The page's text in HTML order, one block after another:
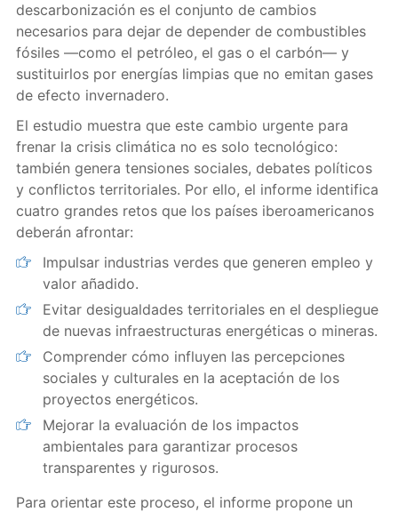
descarbonización es el conjunto de cambios
necesarios para dejar de depender de combustibles
fósiles —como el petróleo, el gas o el carbón— y
sustituirlos por energías limpias que no emitan gases
de efecto invernadero.
El estudio muestra que este cambio urgente para
frenar la crisis climática no es solo tecnológico:
también genera tensiones sociales, debates políticos
y conflictos territoriales. Por ello, el informe identifica
cuatro grandes retos que los países iberoamericanos
deberán afrontar:
Impulsar industrias verdes que generen empleo y
valor añadido.
Evitar desigualdades territoriales en el despliegue
de nuevas infraestructuras energéticas o mineras.
Comprender cómo influyen las percepciones
sociales y culturales en la aceptación de los
proyectos energéticos.
Mejorar la evaluación de los impactos
ambientales para garantizar procesos
transparentes y rigurosos.
Para orientar este proceso, el informe propone un